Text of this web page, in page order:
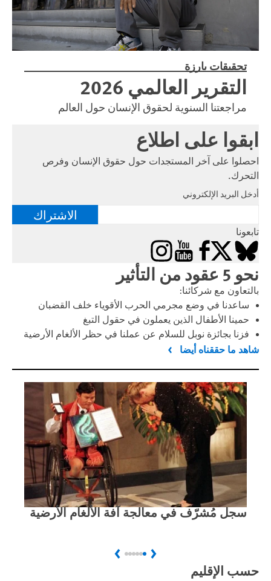
تحقيقات بارزة
التقرير العالمي 2026
مراجعتنا السنوية لحقوق الإنسان حول العالم
ابقوا على اطلاع
احصلوا على آخر المستجدات حول حقوق الإنسان وفرص
التحرك.
أدخل البريد الإلكتروني
الاشتراك
تابعونا
Bluesky
X
Facebook
YouTube
Instagram
نحو 5 عقود من التأثير
بالتعاون مع شركائنا:
ساعدنا في وضع مجرمي الحرب الأقوياء خلف القضبان
حمينا الأطفال الذين يعملون في حقول التبغ
فزنا بجائزة نوبل للسلام عن عملنا في حظر الألغام الأرضية
شاهد ما حققناه أيضا
سجل مُشرّف في معالجة آفة الألغام الأرضية
Previous
Next
حسب الإقليم